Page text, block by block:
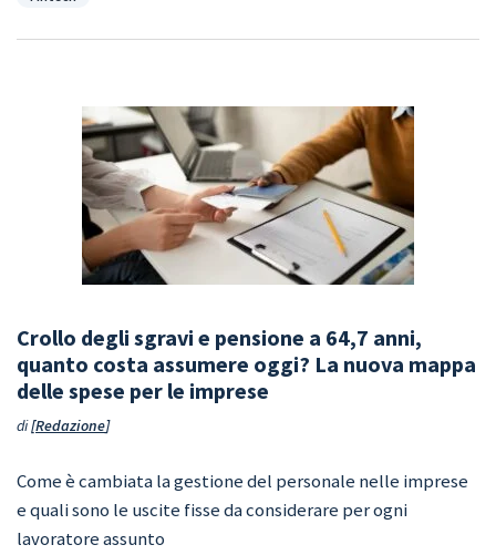
Crollo degli sgravi e pensione a 64,7 anni,
quanto costa assumere oggi? La nuova mappa
delle spese per le imprese
di Redazione
Come è cambiata la gestione del personale nelle imprese
e quali sono le uscite fisse da considerare per ogni
lavoratore assunto